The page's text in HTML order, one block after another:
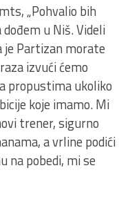
„Pohvalio bih
u Niš. Videli
je Partizan morate
izvući ćemo
propustima ukoliko
koje imamo. Mi
trener, sigurno
a vrline podići
na pobedi, mi se